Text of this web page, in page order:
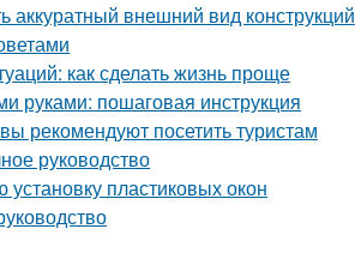
аккуратный внешний вид конструкций
как сделать жизнь проще
руками: пошаговая инструкция
рекомендуют посетить туристам
руководство
пластиковых окон